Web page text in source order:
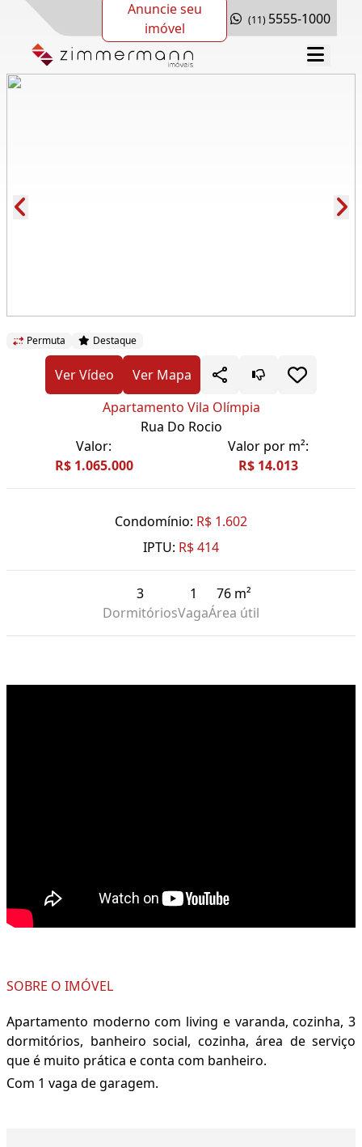
Anuncie seu
imóvel
(11) 5555-1000
Permuta Destaque
Ver Vídeo
Ver Mapa
Apartamento Vila Olímpia
Rua Do Rocio
Valor:
R$ 1.065.000
Valor por m²:
R$ 14.013
Condomínio: R$ 1.602
IPTU: R$ 414
3
Dormitórios
1
Vaga
76 m²
Área útil
SOBRE O IMÓVEL
Apartamento moderno com living e varanda, cozinha, 3
dormitórios, banheiro social, cozinha, área de serviço
que é muito prática e conta com banheiro.
Com 1 vaga de garagem.